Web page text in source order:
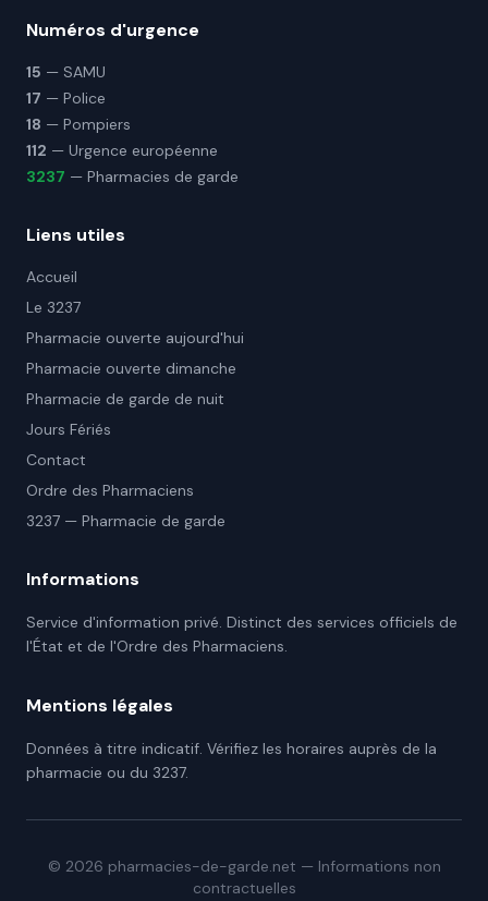
Numéros d'urgence
15 — SAMU
17 — Police
18 — Pompiers
112 — Urgence européenne
3237 — Pharmacies de garde
Liens utiles
Accueil
Le 3237
Pharmacie ouverte aujourd'hui
Pharmacie ouverte dimanche
Pharmacie de garde de nuit
Jours Fériés
Contact
Ordre des Pharmaciens
3237 — Pharmacie de garde
Informations
Service d'information privé. Distinct des services officiels de
l'État et de l'Ordre des Pharmaciens.
Mentions légales
Données à titre indicatif. Vérifiez les horaires auprès de la
pharmacie ou du 3237.
© 2026 pharmacies-de-garde.net — Informations non
contractuelles